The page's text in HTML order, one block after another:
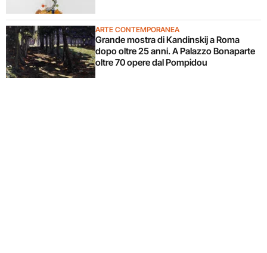
ARTE CONTEMPORANEA
Grande mostra di Kandinskij a Roma
dopo oltre 25 anni. A Palazzo Bonaparte
oltre 70 opere dal Pompidou